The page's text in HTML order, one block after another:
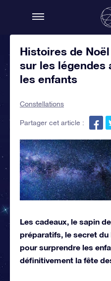
Histoires de
sur les légendes
les enfants
Constellations
Partager cet article :
Les cadeaux, le sapin
préparatifs, le secret du
pour surprendre les
définitivement la fête